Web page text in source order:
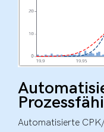
Automatisierte